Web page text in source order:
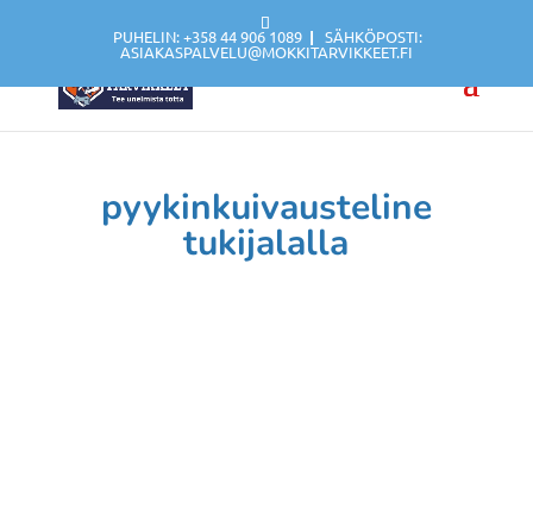
PUHELIN: +358 44 906 1089 |SÄHKÖPOSTI:
ASIAKASPALVELU@MOKKITARVIKKEET.FI
pyykinkuivausteline
tukijalalla